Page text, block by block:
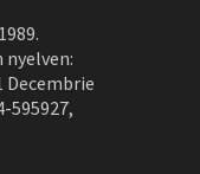
nyelven:
Decembrie
595927,